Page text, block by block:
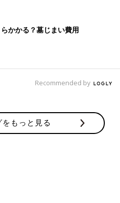
かかる？墓じまい費用
Recommended by
もっと見る